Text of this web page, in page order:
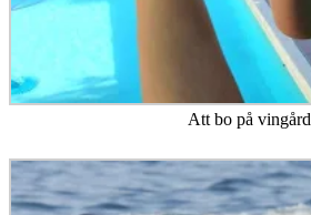
Att bo på vingård